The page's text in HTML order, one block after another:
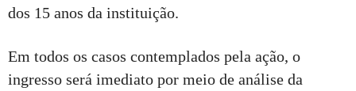
dos 15 anos da instituição.
Em todos os casos contemplados pela ação, o
ingresso será imediato por meio de análise da